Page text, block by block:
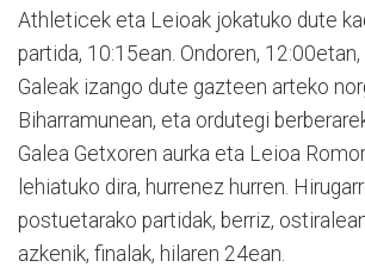
Athleticek eta Leioak jokatuko dute
partida, 10:15ean. Ondoren,
Galeak izango dute gazteen arteko
Biharramunean, eta ordutegi
Galea Getxoren aurka eta Leioa
lehiatuko dira, hurrenez hurren.
postuetarako partidak, berriz,
azkenik, finalak, hilaren 24ean.